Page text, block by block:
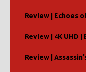
Review | Echoes
Review | 4K UHD |
Review |